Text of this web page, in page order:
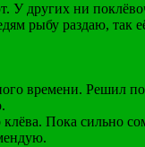
других ни
рыбу раздаю,
времени. Решил
Пока сильно